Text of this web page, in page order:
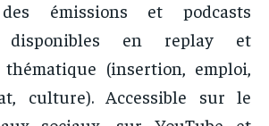
émissions et podcasts
disponibles en replay et
(insertion, emploi,
culture). Accessible sur le